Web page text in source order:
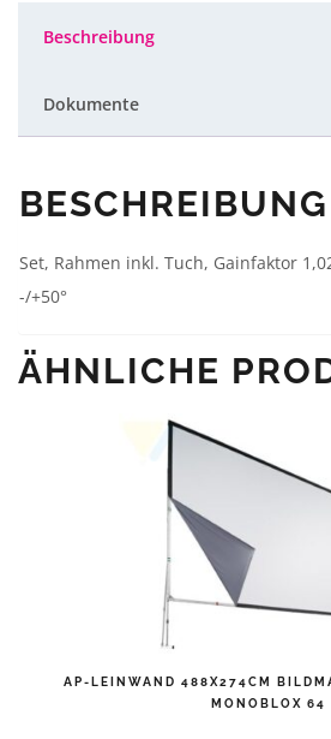
Beschreibung
Dokumente
BESCHREIBUNG
Set, Rahmen inkl. Tuch, Gainfaktor
-/+50°
ÄHNLICHE
AP-LEINWAND 488X274CM
ONOBLOX 64